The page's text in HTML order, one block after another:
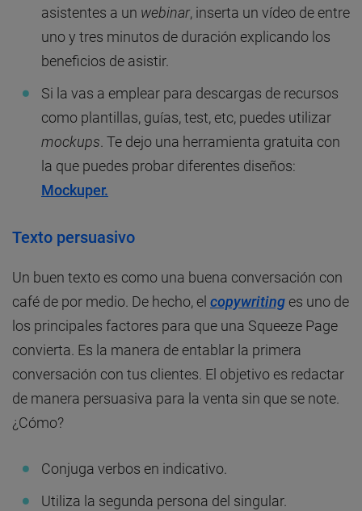
asistentes a un webinar, inserta un vídeo de entre
uno y tres minutos de duración explicando los
beneficios de asistir.
Si la vas a emplear para descargas de recursos
como plantillas, guías, test, etc, puedes utilizar
mockups . Te dejo una herramienta gratuita con
la que puedes probar diferentes diseños:
Mockuper.
Texto persuasivo
Un buen texto es como una buena conversación con
café de por medio. De hecho, el copywriting es uno de
los principales factores para que una Squeeze Page
convierta. Es la manera de entablar la primera
conversación con tus clientes. El objetivo es redactar
de manera persuasiva para la venta sin que se note.
¿Cómo?
Conjuga verbos en indicativo.
Utiliza la segunda persona del singular.